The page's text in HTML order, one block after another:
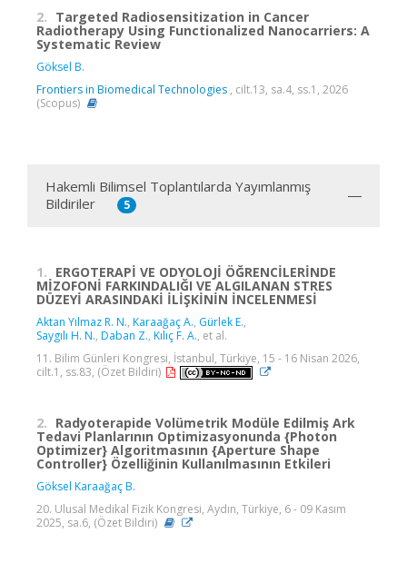
2. Targeted Radiosensitization in Cancer
Radiotherapy Using Functionalized Nanocarriers: A
Systematic Review
Göksel B.
Frontiers in Biomedical Technologies , cilt.13, sa.4, ss.1, 2026
(Scopus)
Hakemli Bilimsel Toplantılarda Yayımlanmış
Bildiriler
5
1. ERGOTERAPİ VE ODYOLOJİ ÖĞRENCİLERİNDE
MİZOFONİ FARKINDALIĞI VE ALGILANAN STRES
DÜZEYİ ARASINDAKİ İLİŞKİNİN İNCELENMESİ
Aktan Yılmaz R. N., Karaağaç A., Gürlek E.,
Saygılı H. N., Daban Z., Kılıç F. A., et al.
11. Bilim Günleri Kongresi, İstanbul, Türkiye, 15 - 16 Nisan 2026,
cilt.1, ss.83, (Özet Bildiri)
2. Radyoterapide Volümetrik Modüle Edilmiş Ark
Tedavi Planlarının Optimizasyonunda {Photon
Optimizer} Algoritmasının {Aperture Shape
Controller} Özelliğinin Kullanılmasının Etkileri
Göksel Karaağaç B.
20. Ulusal Medikal Fizik Kongresi, Aydın, Türkiye, 6 - 09 Kasım
2025, sa.6, (Özet Bildiri)